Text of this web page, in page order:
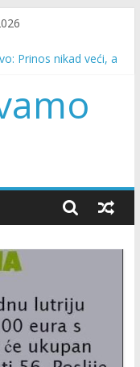
u kom je bio Putin
Prinos nikad veći, a
veša može i da
on je preradostan